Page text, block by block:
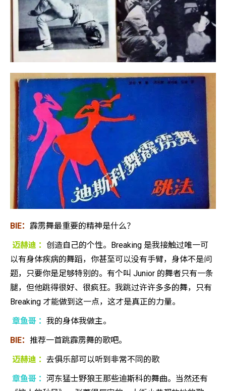
BIE： 霹雳舞最重要的精神是什么？
迈赫迪 ： 创造自己的个性。Breaking 是我接触过唯一可
以有身体疾病的舞蹈，你甚至可以没有手臂，身体不是问
题，只要你是足够特别的。有个叫 Junior 的舞者只有一条
腿，但他跳得很好、很疯狂。我跳过许许多多的舞，只有
Breaking 才能做到这一点，这才是真正的力量。
章鱼哥 ： 我的身体我做主。
BIE： 推荐一首跳霹雳舞的歌吧。
迈赫迪 ： 去俱乐部可以听到非常不同的歌
章鱼哥 ： 河东猛士野狼王那些迪斯科的舞曲。当然还有